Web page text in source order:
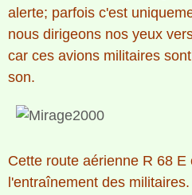
alerte; parfois c'est
nous dirigeons nos yeux
car ces avions militaires
son.
Cette route aérienne R 68 E
l'entraînement des militaires.